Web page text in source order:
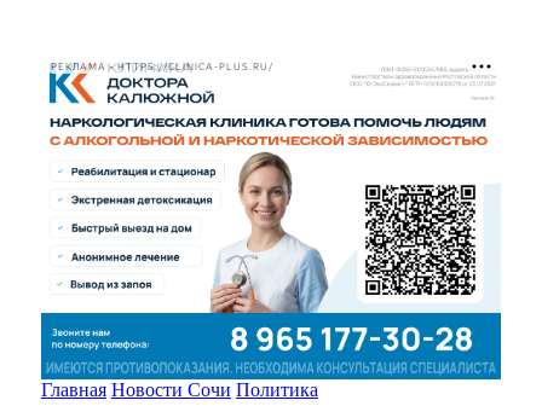
РЕКЛАМА • HTTPS://CLINICA-PLUS.RU/
Главная Новости Сочи Политика